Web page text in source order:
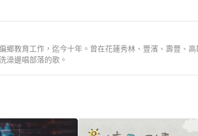
鄉教育工作，迄今十年。曾在花蓮秀林、豐濱、壽豐、高
澡邊唱部落的歌。